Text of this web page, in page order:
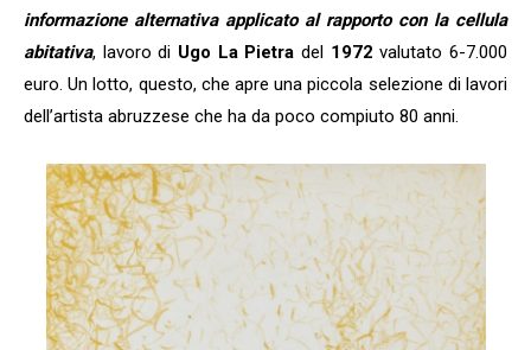
informazione alternativa applicato al rapporto con la cellula
abitativa, lavoro di Ugo La Pietra del 1972 valutato 6-7.000
euro. Un lotto, questo, che apre una piccola selezione di lavori
dell’artista abruzzese che ha da poco compiuto 80 anni.